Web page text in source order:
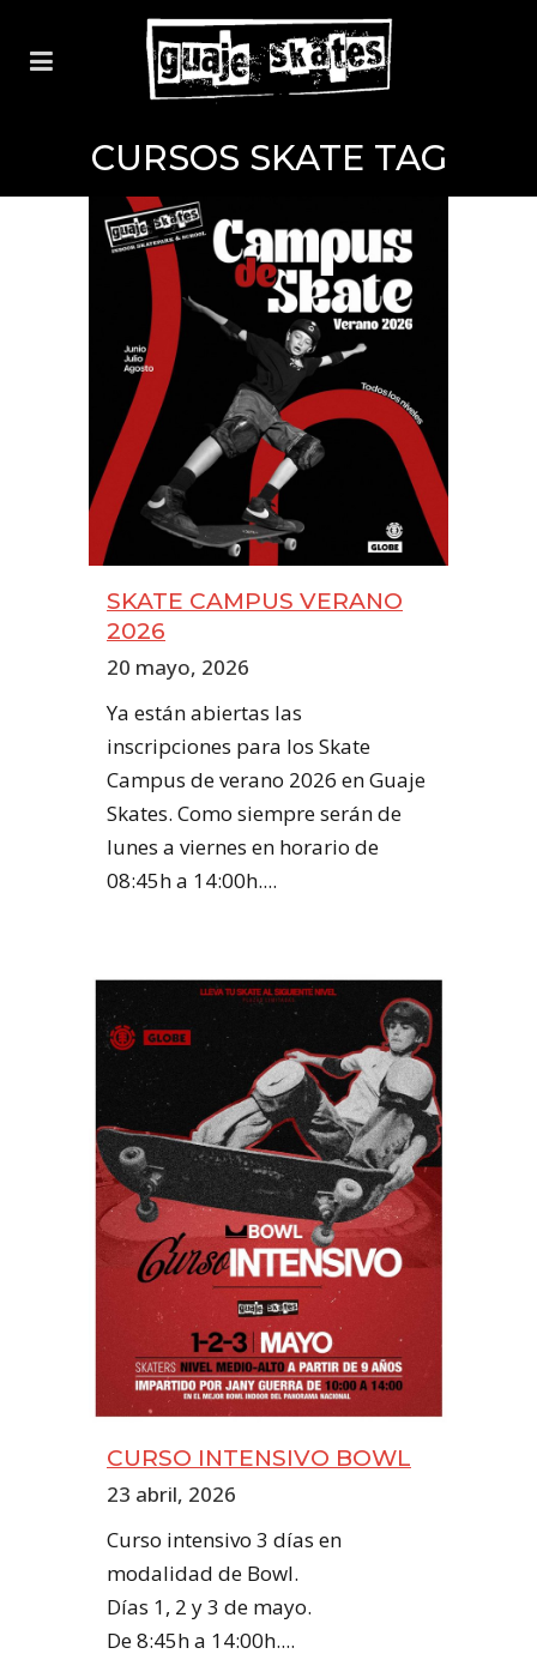
CURSOS SKATE TAG
SKATE CAMPUS VERANO
2026
20 mayo, 2026
Ya están abiertas las
inscripciones para los Skate
Campus de verano 2026 en Guaje
Skates. Como siempre serán de
lunes a viernes en horario de
08:45h a 14:00h....
CURSO INTENSIVO BOWL
23 abril, 2026
Curso intensivo 3 días en
modalidad de Bowl.
Días 1, 2 y 3 de mayo.
De 8:45h a 14:00h....